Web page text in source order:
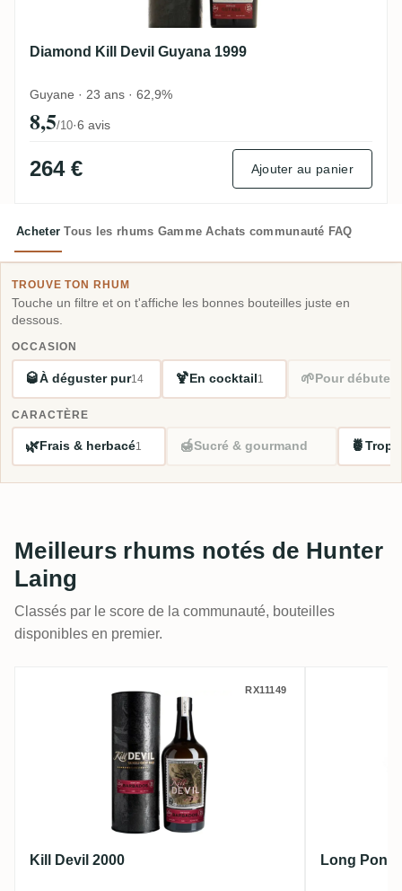
Diamond Kill Devil Guyana 1999
Guyane · 23 ans · 62,9%
8,5/10·6 avis
264 € Ajouter au panier
Acheter Tous les rhums Gamme Achats communauté FAQ
TROUVE TON RHUM
Touche un filtre et on t'affiche les bonnes bouteilles juste en
dessous.
OCCASION
🥃À déguster pur14 🍹En cocktail1 🌱Pour débuter
CARACTÈRE
🌿 Frais & herbacé1 🍯Sucré & gourmand 🍍
Meilleurs rhums notés de Hunter
Laing
Classés par le score de la communauté, bouteilles
disponibles en premier.
Kill Devil 2000 RX11149
Kill Devil 2000 Long Pond